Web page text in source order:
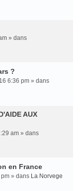
» dans
?
6:36 pm » dans
AUX
am » dans
en France
» dans La Norvege